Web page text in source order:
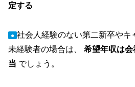
定する
● 社会人経験のない第二新卒やキ
未経験者の場合は、 希望年収は
当 でしょう。